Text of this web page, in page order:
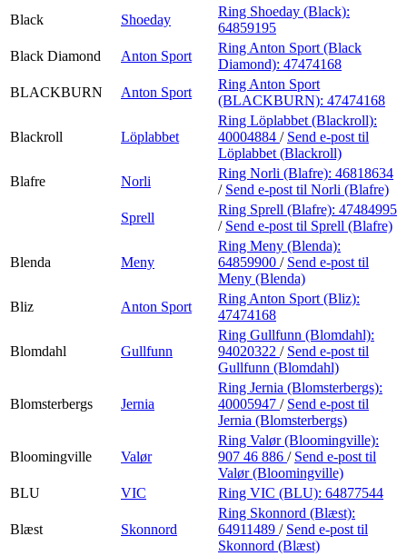
Black
Shoeday
Ring Shoeday (Black):
64859195
Black Diamond
Anton Sport
Ring Anton Sport (Black
Diamond): 47474168
BLACKBURN
Anton Sport
Ring Anton Sport
(BLACKBURN): 47474168
Blackroll Löplabbet
Ring Löplabbet (Blackroll):
40004884 / Send e-post til
Löplabbet (Blackroll)
Blafre
Norli
Ring Norli (Blafre): 46818634
/ Send e-post til Norli (Blafre)
Sprell
Ring Sprell (Blafre): 47484995
/ Send e-post til Sprell (Blafre)
Blenda Meny
Ring Meny (Blenda):
64859900 / Send e-post til
Meny (Blenda)
Bliz
Anton Sport
Ring Anton Sport (Bliz):
47474168
Blomdahl Gullfunn
Ring Gullfunn (Blomdahl):
94020322 / Send e-post til
Gullfunn (Blomdahl)
Blomsterbergs Jernia
Ring Jernia (Blomsterbergs):
40005947 / Send e-post til
Jernia (Blomsterbergs)
Bloomingville Valør
Ring Valør (Bloomingville):
907 46 886 / Send e-post til
Valør (Bloomingville)
BLU
VIC Ring VIC (BLU): 64877544
Blæst Skonnord
Ring Skonnord (Blæst):
64911489 / Send e-post til
Skonnord (Blæst)